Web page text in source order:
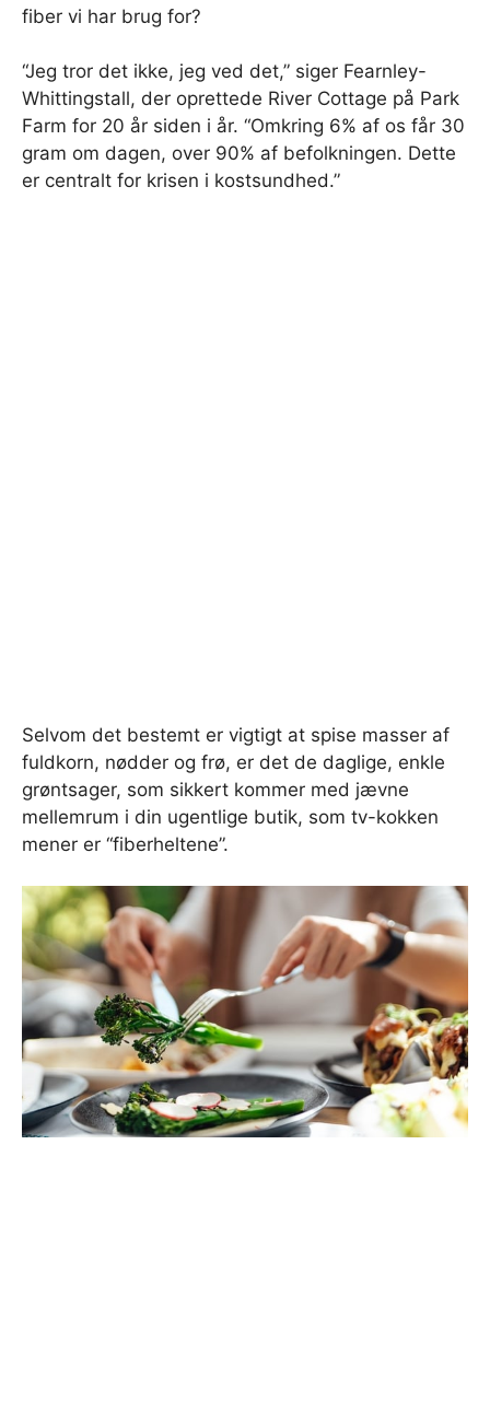
fiber vi har brug for?
“Jeg tror det ikke, jeg ved det,” siger Fearnley-
Whittingstall, der oprettede River Cottage på Park
Farm for 20 år siden i år. “Omkring 6% af os får 30
gram om dagen, over 90% af befolkningen. Dette
er centralt for krisen i kostsundhed.”
Selvom det bestemt er vigtigt at spise masser af
fuldkorn, nødder og frø, er det de daglige, enkle
grøntsager, som sikkert kommer med jævne
mellemrum i din ugentlige butik, som tv-kokken
mener er “fiberheltene”.